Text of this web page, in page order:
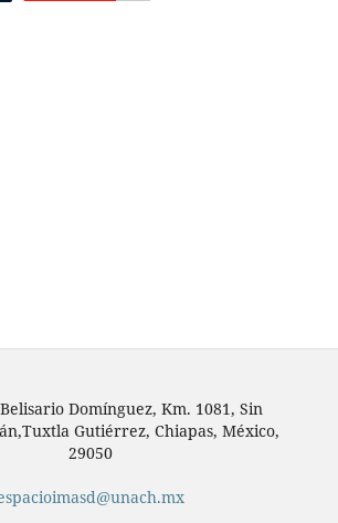
Domínguez, Km. 1081, Sin
Gutiérrez, Chiapas, México,
29050